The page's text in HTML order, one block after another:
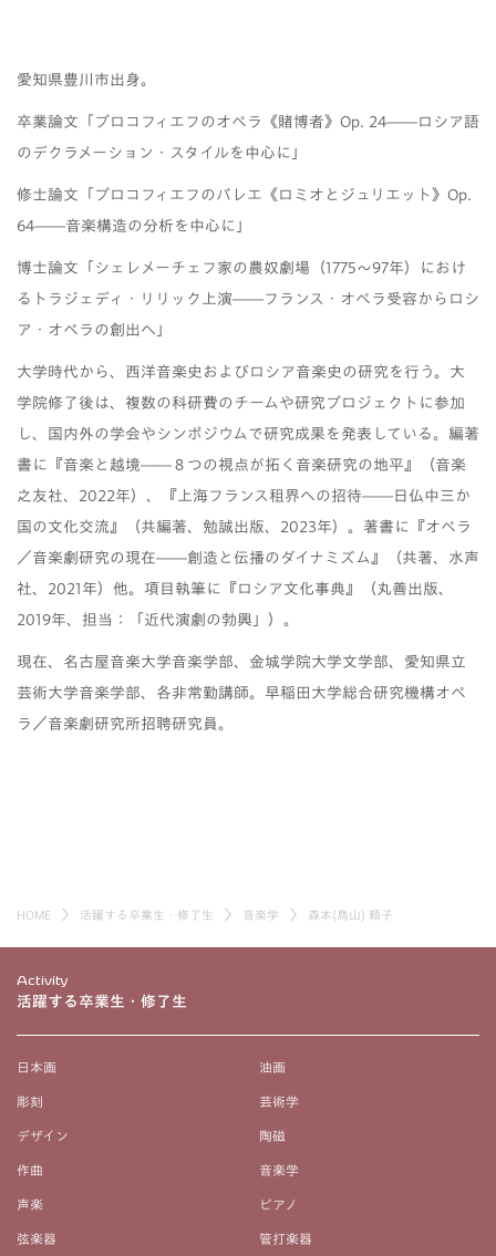
愛知県豊川市出身。
卒業論文「プロコフィエフのオペラ《賭博者》 Op. 24――ロシア語
のデクラメーション・スタイルを中心に」
修士論文「プロコフィエフのバレエ《ロミオとジュリエット》 Op.
64――音楽構造の分析を中心に」
博士論文「シェレメーチェフ家の農奴劇場（1775～97年）におけ
るトラジェディ・リリック上演――フランス・オペラ受容からロシ
ア・オペラの創出へ」
大学時代から、西洋音楽史およびロシア音楽史の研究を行う。大
学院修了後は、複数の科研費のチームや研究プロジェクトに参加
し、国内外の学会やシンポジウムで研究成果を発表している。編著
書に『音楽と越境――８つの視点が拓く音楽研究の地平』（音楽
之友社、 2022年）、『上海フランス租界への招待――日仏中三か
国の文化交流』（共編著、勉誠出版、 2023年）。著書に『オペラ
／音楽劇研究の現在――創造と伝播のダイナミズム』（共著、水声
社、 2021 年）他。項目執筆に『ロシア文化事典』（丸善出版、
2019年、担当：「近代演劇の勃興」）。
現在、名古屋音楽大学音楽学部、金城学院大学文学部、愛知県立
芸術大学音楽学部、各非常勤講師。早稲田大学総合研究機構オペ
ラ／音楽劇研究所招聘研究員。
HOME 活躍する卒業生・修了生 音楽学 森本(鳥山) 頼子
Activity
活躍する卒業生・修了生
日本画 油画
彫刻 芸術学
デザイン 陶磁
作曲 音楽学
声楽 ピアノ
弦楽器 管打楽器